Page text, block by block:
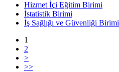
Hizmet İçi Eğitim Birimi
İstatistik Birimi
İş Sağlığı ve Güvenliği Birimi
1
2
>
>>